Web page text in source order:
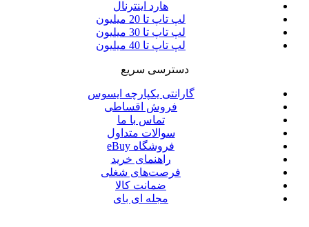
هارد اینترنال
لپ تاپ تا 20 میلیون
لپ تاپ تا 30 میلیون
لپ تاپ تا 40 میلیون
دسترسی سریع
گارانتی یکپارچه ایسوس
فروش اقساطی
تماس با ما
سوالات متداول
فروشگاه eBuy
راهنمای خرید
فرصت‌های شغلی
ضمانت کالا
مجله ای بای